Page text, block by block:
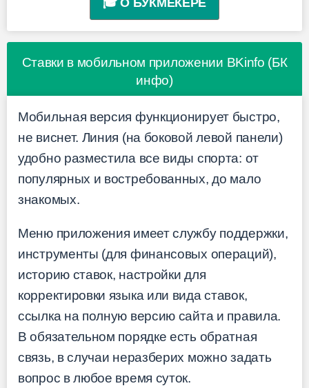
Ставки в мобильном приложении BKinfo (БК
инфо)
Мобильная версия функционирует быстро,
не виснет. Линия (на боковой левой панели)
удобно разместила все виды спорта: от
популярных и востребованных, до мало
знакомых.
Меню приложения имеет службу поддержки,
инструменты (для финансовых операций),
историю ставок, настройки для
корректировки языка или вида ставок,
ссылка на полную версию сайта и правила.
В обязательном порядке есть обратная
связь, в случаи неразберих можно задать
вопрос в любое время суток.